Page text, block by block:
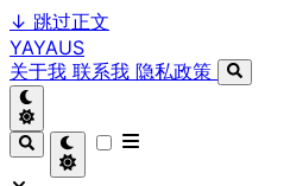
↓ 跳过正文
YAYAUS
关于我 联系我 隐私政策